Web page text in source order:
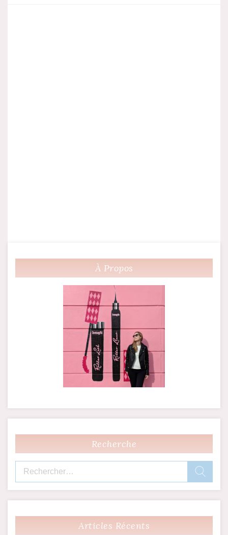
À Propos
Recherche
Articles Récents